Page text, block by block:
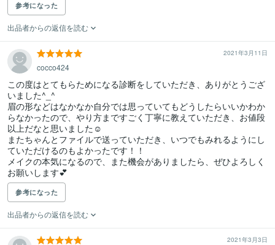
参考になった
出品者からの返信を読む
2021年3月11日
cocco424
この度はとてもらためになる診断をしていただき、ありがとうござ
いました^_^
眉の形などはなかなか自分では思っていてもどうしたらいいかわか
らなかったので、やり方まですごく丁寧に教えていただき、お値段
以上だなと思いました☺️
またちゃんとファイルで送っていただき、いつでもみれるようにし
ていただけるのもよかったです！！
メイクの本気になるので、また機会がありましたら、ぜひよろしく
お願いします💕
参考になった
出品者からの返信を読む
2021年3月3日